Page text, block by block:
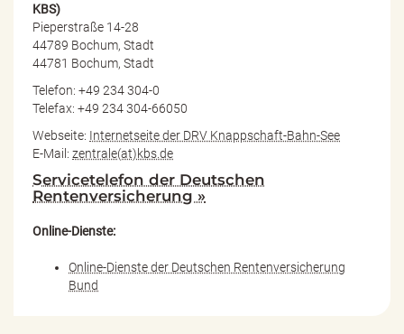
KBS)
Pieperstraße 14-28
44789 Bochum, Stadt
44781 Bochum, Stadt
Telefon: +49 234 304-0
Telefax: +49 234 304-66050
Webseite: Internetseite der DRV Knappschaft-Bahn-See
E-Mail: zentrale(at)kbs.de
Servicetelefon der Deutschen
Rentenversicherung »
Online-Dienste:
Online-Dienste der Deutschen Rentenversicherung
Bund